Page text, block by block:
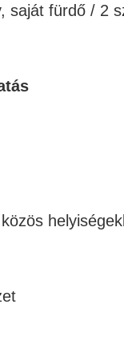
saját fürdő / 2